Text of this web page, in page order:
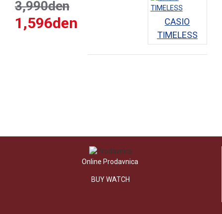
3,990den
1,596den
CASIO
TIMELESS
Online Prodavnica
BUY WATCH